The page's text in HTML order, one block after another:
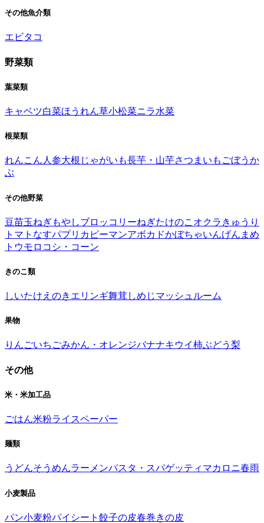
その他魚介類
エビタコ
野菜類
葉菜類
キャベツ白菜ほうれん草小松菜ニラ水菜
根菜類
れんこん人参大根 じゃがいも長芋・山芋さつまいも ごぼう か
ぶ
その他野菜
豆苗玉ねぎもやしブロッコリーねぎたけのこ オクラ きゅうり
トマト なすパプリカ ピーマンアボカドかぼちゃいんげんまめ
トウモロコシ・コーン
きのこ類
しいたけ えのき エリンギ舞茸しめじマッシュルーム
果物
りんごいちごみかん・オレンジバナナキウイ柿ぶどう 梨
その他
米・米加工品
ごはん米粉ライスペーパー
麺類
うどんそうめんラーメンパスタ・スパゲッティ マカロニ春雨
小麦製品
パン小麦粉パイシート 餃子の皮春巻きの皮